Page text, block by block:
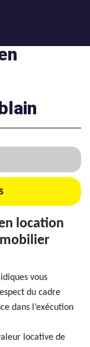
location
vous
du cadre
dans l’exécution
locative de